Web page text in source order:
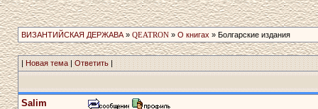
ВИЗАНТИЙСКАЯ ДЕРЖАВА» QEATRON» О книгах » Болгарские издания
| Новая тема|Ответить|
Salim